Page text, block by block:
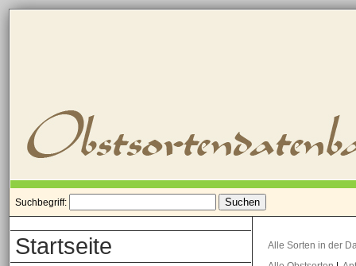
Suchbegriff:
Startseite
Alle Sorten in der